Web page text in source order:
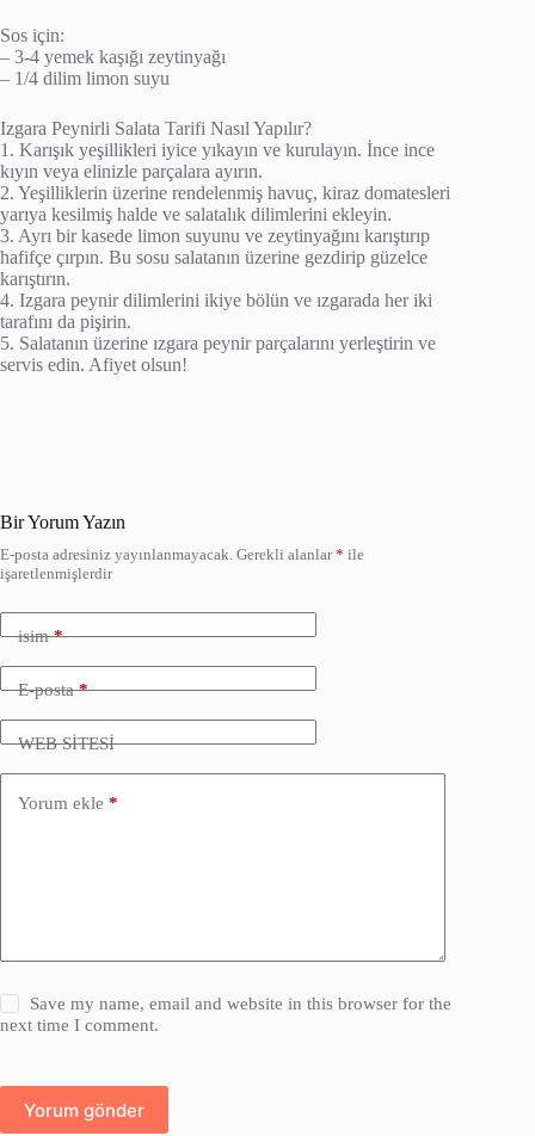
Sos için:
– 3-4 yemek kaşığı zeytinyağı
– 1/4 dilim limon suyu
Izgara Peynirli Salata Tarifi Nasıl Yapılır?
1. Karışık yeşillikleri iyice yıkayın ve kurulayın. İnce ince
kıyın veya elinizle parçalara ayırın.
2. Yeşilliklerin üzerine rendelenmiş havuç, kiraz domatesleri
yarıya kesilmiş halde ve salatalık dilimlerini ekleyin.
3. Ayrı bir kasede limon suyunu ve zeytinyağını karıştırıp
hafifçe çırpın. Bu sosu salatanın üzerine gezdirip güzelce
karıştırın.
4. Izgara peynir dilimlerini ikiye bölün ve ızgarada her iki
tarafını da pişirin.
5. Salatanın üzerine ızgara peynir parçalarını yerleştirin ve
servis edin. Afiyet olsun!
Bir Yorum Yazın
E-posta adresiniz yayınlanmayacak. Gerekli alanlar* ile
işaretlenmişlerdir
isim*
E-posta*
WEB SİTESİ
Yorum ekle *
Save my name, email and website in this browser for the
next time I comment.
Yorum gönder